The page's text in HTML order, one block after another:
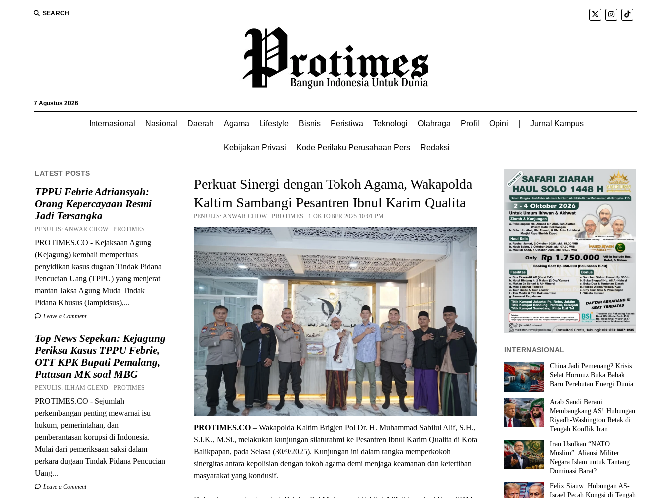
SEARCH
7 Agustus 2026
Internasional Nasional Daerah Agama Lifestyle Bisnis Peristiwa Teknologi Olahraga Profil Opini Jurnal Kampus
Kebijakan Privasi Kode Perilaku Perusahaan Pers Redaksi
LATEST POSTS
TPPU Febrie Adriansyah:
Orang Kepercayaan Resmi
Jadi Tersangka
PENULIS: ANWAR CHOW PROTIMES
PROTIMES.CO - Kejaksaan Agung
(Kejagung) kembali memperluas
penyidikan kasus dugaan Tindak Pidana
Pencucian Uang (TPPU) yang menjerat
mantan Jaksa Agung Muda Tindak
Pidana Khusus (Jampidsus),...
Leave a Comment
Top News Sepekan: Kejagung
Periksa Kasus TPPU Febrie,
OTT KPK Bupati Pemalang,
Putusan MK soal MBG
PENULIS: ILHAM GLEND PROTIMES
PROTIMES.CO - Sejumlah
perkembangan penting mewarnai isu
hukum, pemerintahan, dan
pemberantasan korupsi di Indonesia.
Mulai dari pemeriksaan saksi dalam
perkara dugaan Tindak Pidana Pencucian
Uang...
Leave a Comment
Perkuat Sinergi dengan Tokoh Agama, Wakapolda
Kaltim Sambangi Pesantren Ibnul Karim Qualita
PENULIS: ANWAR CHOW PROTIMES 1 OKTOBER 2025 10:01 PM
PROTIMES.CO– Wakapolda Kaltim Brigjen Pol Dr. H. Muhammad Sabilul Alif, S.H.,
S.I.K., M.Si., melakukan kunjungan silaturahmi ke Pesantren Ibnul Karim Qualita di Kota
Balikpapan, pada Selasa (30/9/2025). Kunjungan ini dalam rangka memperkokoh
sinergitas antara kepolisian dengan tokoh agama demi menjaga keamanan dan ketertiban
masyarakat yang kondusif.
INTERNASIONAL
China Jadi Pemenang? Krisis
Selat Hormuz Buka Babak
Baru Perebutan Energi Dunia
Arab Saudi Berani
Membangkang AS! Hubungan
Riyadh-Washington Retak di
Tengah Konflik Iran
Iran Usulkan “NATO
Muslim”: Aliansi Militer
Negara Islam untuk Tantang
Dominasi Barat?
Felix Siauw: Hubungan AS-
Israel Pecah Kongsi di Tengah